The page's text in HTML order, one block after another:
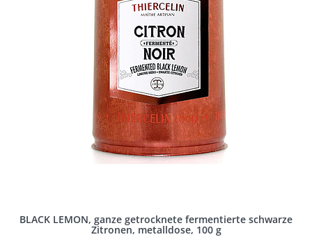
BLACK LEMON, ganze getrocknete fermentierte schwarze
Zitronen, metalldose, 100 g